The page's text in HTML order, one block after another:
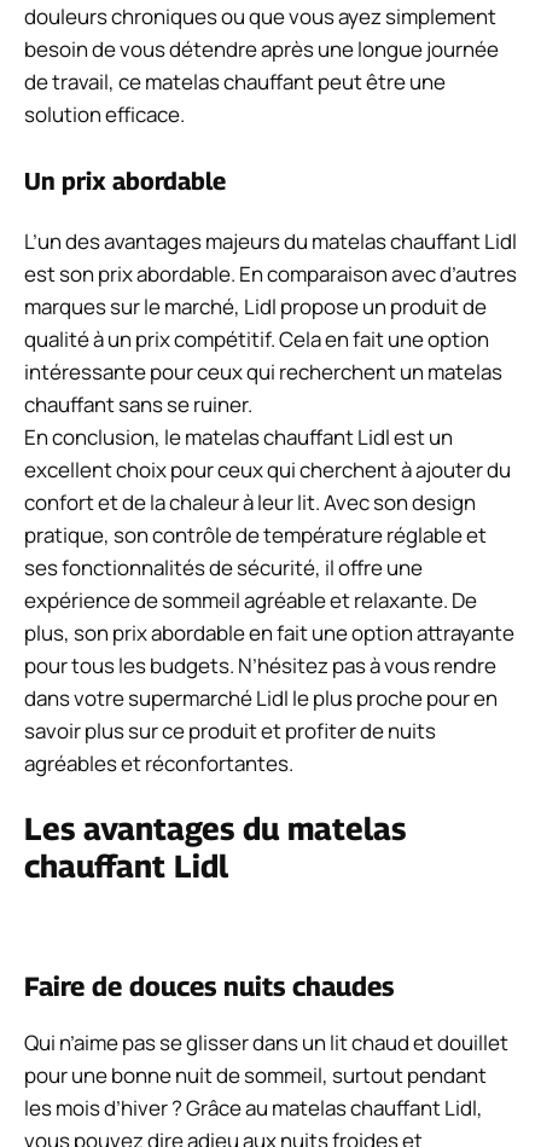
douleurs chroniques ou que vous ayez simplement
besoin de vous détendre après une longue journée
de travail, ce matelas chauffant peut être une
solution efficace.
Un prix abordable
L’un des avantages majeurs du matelas chauffant Lidl
est son prix abordable. En comparaison avec d’autres
marques sur le marché, Lidl propose un produit de
qualité à un prix compétitif. Cela en fait une option
intéressante pour ceux qui recherchent un matelas
chauffant sans se ruiner.
En conclusion, le matelas chauffant Lidl est un
excellent choix pour ceux qui cherchent à ajouter du
confort et de la chaleur à leur lit. Avec son design
pratique, son contrôle de température réglable et
ses fonctionnalités de sécurité, il offre une
expérience de sommeil agréable et relaxante. De
plus, son prix abordable en fait une option attrayante
pour tous les budgets. N’hésitez pas à vous rendre
dans votre supermarché Lidl le plus proche pour en
savoir plus sur ce produit et profiter de nuits
agréables et réconfortantes.
Les avantages du matelas
chauffant Lidl
Faire de douces nuits chaudes
Qui n’aime pas se glisser dans un lit chaud et douillet
pour une bonne nuit de sommeil, surtout pendant
les mois d’hiver ? Grâce au matelas chauffant Lidl,
vous pouvez dire adieu aux nuits froides et